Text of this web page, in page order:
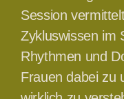
Session
Zykluswissen im
Rhythmen und
Frauen dabei zu